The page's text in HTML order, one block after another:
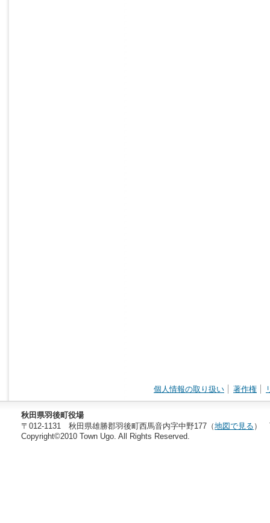
個人情報の取り扱い 著作権
秋田県羽後町役場
〒012-1131 秋田県雄勝郡羽後町西馬音内字中野177（地図で見る ）
Copyright©2010 Town Ugo. All Rights Reserved.